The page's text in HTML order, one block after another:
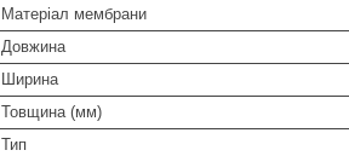
Матеріал мембрани
Довжина
Ширина
Товщина (мм)
Тип